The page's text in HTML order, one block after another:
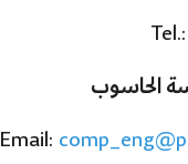
الحاسوب
Email: